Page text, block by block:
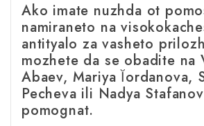
Ako imate nuzhda ot
namiraneto na
antityalo za vasheto
mozhete da se obadite na
Abaev, Mariya Ĭordanova,
Pecheva ili Nadya
pomognat.